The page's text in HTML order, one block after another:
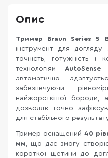
Опис
Тример Braun Series 5
інструмент для
точність, потужність і
технологіям AutoSense
автоматично
забезпечуючи
найжорсткішої бороди,
дозволяє точно
для стабільного
Тример оснащений40
мм, що дає змогу
короткої щетини до